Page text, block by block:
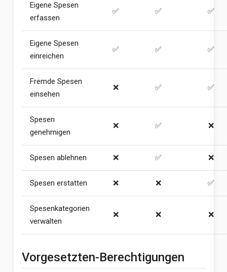
Eigene Spesen
erfassen
✅ ✅ ✅
Eigene Spesen
einreichen
✅ ✅ ✅
Fremde Spesen
einsehen
❌ ✅ ✅
Spesen
genehmigen
❌ ✅ ❌
Spesen ablehnen ❌ ✅ ❌
Spesen erstatten ❌ ❌ ✅
Spesenkategorien
verwalten
❌ ❌ ❌
Vorgesetzten-Berechtigungen